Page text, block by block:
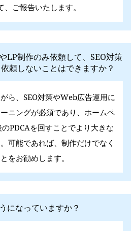
ご報告いたします。
LP制作のみ依頼して、SEO対策
頼しないことはできますか？
ら、SEO対策やWeb広告運用に
ニングが必須であり、ホームペ
PDCAを回すことでより大きな
可能であれば、制作だけでなく
をお勧めします。
になっていますか？